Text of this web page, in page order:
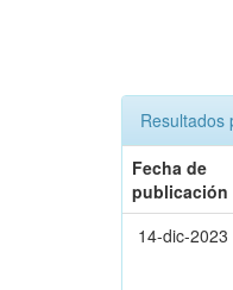
Resultados
Fecha de
publicación
14-dic-2023